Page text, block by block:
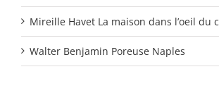
Mireille Havet La maison dans l’oeil du
Walter Benjamin Poreuse Naples